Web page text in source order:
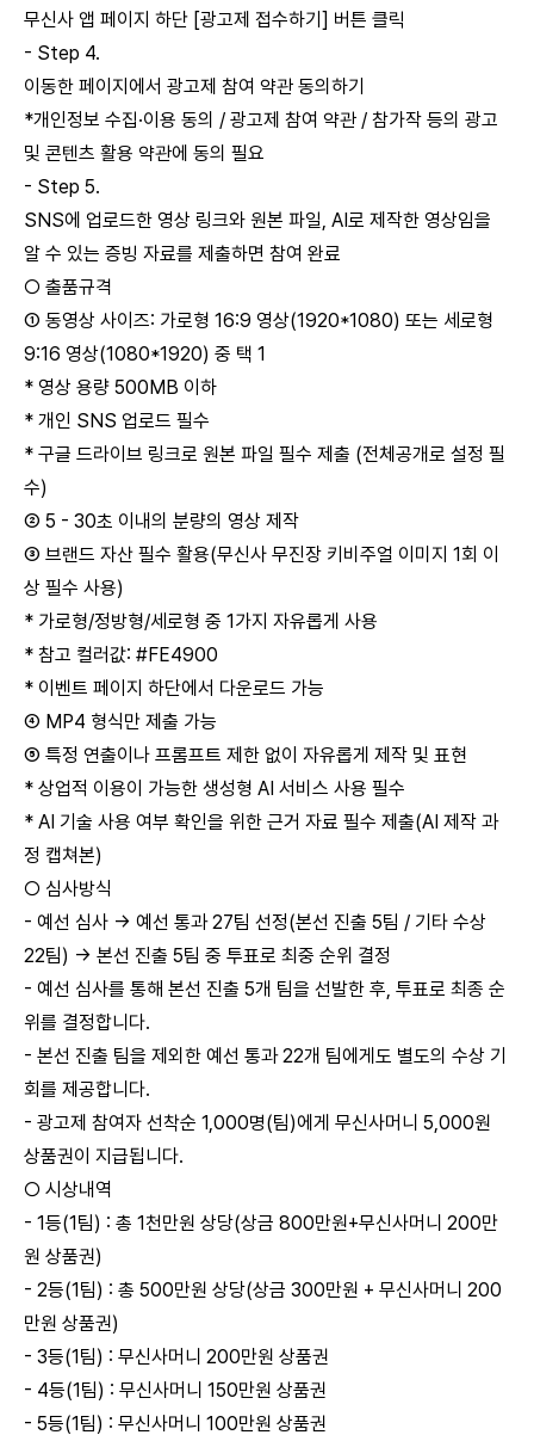
무신사 앱 페이지 하단 [광고제 접수하기] 버튼 클릭
- Step 4.
이동한 페이지에서 광고제 참여 약관 동의하기
*개인정보 수집·이용 동의 / 광고제 참여 약관 / 참가작 등의 광고
및 콘텐츠 활용 약관에 동의 필요
- Step 5.
SNS에 업로드한 영상 링크와 원본 파일, AI로 제작한 영상임을
알 수 있는 증빙 자료를 제출하면 참여 완료
○ 출품규격
① 동영상 사이즈: 가로형 16:9 영상(1920*1080) 또는 세로형
9:16 영상(1080*1920) 중 택 1
* 영상 용량 500MB 이하
* 개인 SNS 업로드 필수
* 구글 드라이브 링크로 원본 파일 필수 제출 (전체공개로 설정 필
수)
② 5 - 30초 이내의 분량의 영상 제작
③ 브랜드 자산 필수 활용(무신사 무진장 키비주얼 이미지 1회 이
상 필수 사용)
* 가로형/정방형/세로형 중 1가지 자유롭게 사용
* 참고 컬러값: #FE4900
* 이벤트 페이지 하단에서 다운로드 가능
④ MP4 형식만 제출 가능
⑤ 특정 연출이나 프롬프트 제한 없이 자유롭게 제작 및 표현
* 상업적 이용이 가능한 생성형 AI 서비스 사용 필수
* AI 기술 사용 여부 확인을 위한 근거 자료 필수 제출(AI 제작 과
정 캡쳐본)
○ 심사방식
- 예선 심사 → 예선 통과 27팀 선정(본선 진출 5팀 / 기타 수상
22팀) → 본선 진출 5팀 중 투표로 최중 순위 결정
- 예선 심사를 통해 본선 진출 5개 팀을 선발한 후, 투표로 최종 순
위를 결정합니다.
- 본선 진출 팀을 제외한 예선 통과 22개 팀에게도 별도의 수상 기
회를 제공합니다.
- 광고제 참여자 선착순 1,000명(팀)에게 무신사머니 5,000원
상품권이 지급됩니다.
○ 시상내역
- 1등(1팀) : 총 1천만원 상당(상금 800만원+무신사머니 200만
원 상품권)
- 2등(1팀) : 총 500만원 상당(상금 300만원 + 무신사머니 200
만원 상품권)
- 3등(1팀) : 무신사머니 200만원 상품권
- 4등(1팀) : 무신사머니 150만원 상품권
- 5등(1팀) : 무신사머니 100만원 상품권